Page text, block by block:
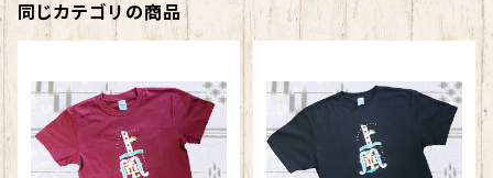
同じカテゴリの商品